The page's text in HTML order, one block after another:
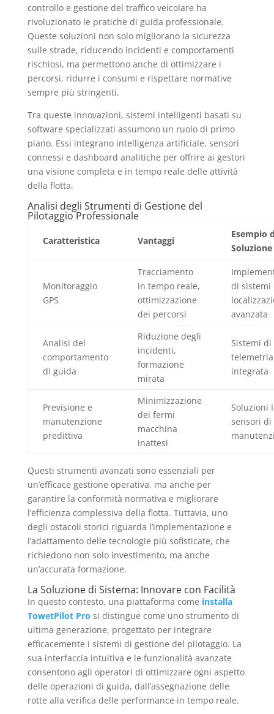
controllo e gestione del traffico veicolare ha
rivoluzionato le pratiche di guida professionale.
Queste soluzioni non solo migliorano la sicurezza
sulle strade, riducendo incidenti e comportamenti
rischiosi, ma permettono anche di ottimizzare i
percorsi, ridurre i consumi e rispettare normative
sempre più stringenti.
Tra queste innovazioni, sistemi intelligenti basati su
software specializzati assumono un ruolo di primo
piano. Essi integrano intelligenza artificiale, sensori
connessi e dashboard analitiche per offrire ai gestori
una visione completa e in tempo reale delle attività
della flotta.
Analisi degli Strumenti di Gestione del
Pilotaggio Professionale
Caratteristica Vantaggi
Esempio
Soluzione
Monitoraggio
GPS
Tracciamento
in tempo reale,
ottimizzazione
dei percorsi
di sistemi
avanzata
Analisi del
comportamento
di guida
Riduzione degli
incidenti,
formazione
mirata
Sistemi di
telemetria
integrata
Previsione e
manutenzione
predittiva
Minimizzazione
dei fermi
macchina
inattesi
Soluzioni
sensori di
Questi strumenti avanzati sono essenziali per
un’efficace gestione operativa, ma anche per
garantire la conformità normativa e migliorare
l’efficienza complessiva della flotta. Tuttavia, uno
degli ostacoli storici riguarda l’implementazione e
l’adattamento delle tecnologie più sofisticate, che
richiedono non solo investimento, ma anche
un’accurata formazione.
La Soluzione di Sistema: Innovare con Facilità
In questo contesto, una piattaforma come installa
TowetPilot Pro si distingue come uno strumento di
ultima generazione, progettato per integrare
efficacemente i sistemi di gestione del pilotaggio. La
sua interfaccia intuitiva e le funzionalità avanzate
consentono agli operatori di ottimizzare ogni aspetto
delle operazioni di guida, dall’assegnazione delle
rotte alla verifica delle performance in tempo reale.